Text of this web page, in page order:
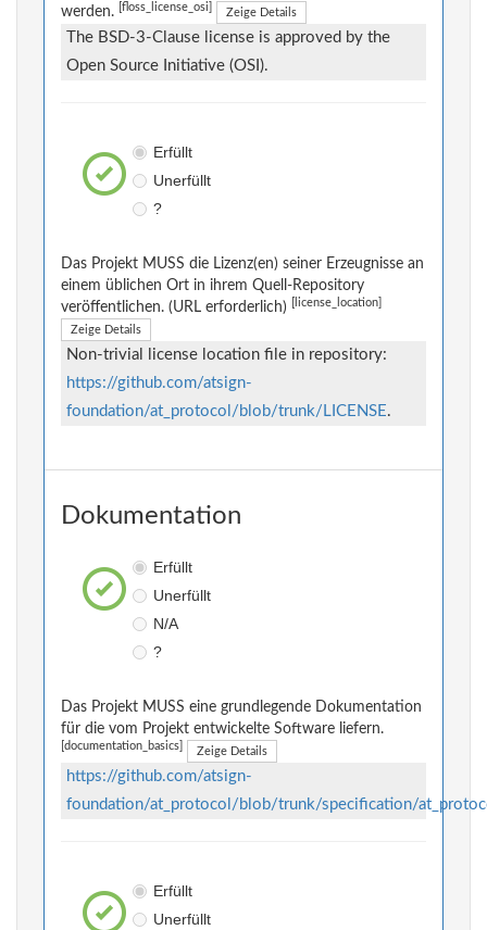
werden.
[floss_license_osi] Zeige Details
The BSD-3-Clause license is approved by the
Open Source Initiative (OSI).
Erfüllt
Unerfüllt
?
Das Projekt MUSS die Lizenz(en) seiner Erzeugnisse an
einem üblichen Ort in ihrem Quell-Repository
veröffentlichen. (URL erforderlich)
[license_location]
Zeige Details
Non-trivial license location file in repository:
https://github.com/atsign-
foundation/at_protocol/blob/trunk/LICENSE.
Dokumentation
Erfüllt
Unerfüllt
N/A
?
Das Projekt MUSS eine grundlegende Dokumentation
für die vom Projekt entwickelte Software liefern.
[documentation_basics] Zeige Details
https://github.com/atsign-
foundation/at_protocol/blob/trunk/specification/
Erfüllt
Unerfüllt